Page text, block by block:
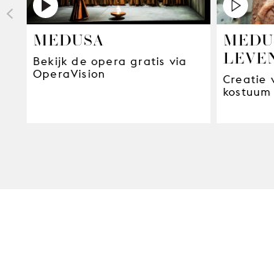
<
MEDUSA
Bekijk de opera gratis via
OperaVision
Creatie
kostuum